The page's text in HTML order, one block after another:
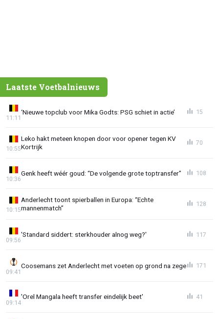
Laatste Voetbalnieuws
‘Nieuwe topclub voor Mika Godts: PSG schiet in actie’
11:11
15
Leko hakt meteen knopen door voor opener tegen KV
Kortrijk
10:55
70
Genk heeft wéér goud: “De volgende grote toptransfer”
10:36
108
Anderlecht toont spierballen in Europa: “Echte
mannenmatch”
10:15
128
'Standard siddert: sterkhouder alnog weg?'
09:56
117
Coosemans zet Anderlecht met voeten op grond na zege
09:41
171
'Orel Mangala heeft transfer eindelijk beet'
09:14
41